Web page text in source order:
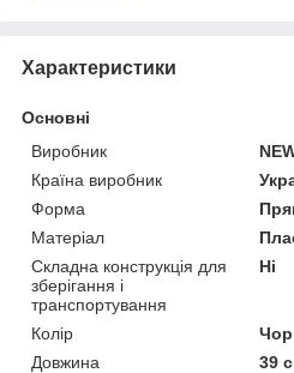
Характеристики
Основні
Виробник
Країна виробник
Форма
Матеріал
Складна конструкція для
зберігання і
транспортування
Ні
Колір
Довжина
39